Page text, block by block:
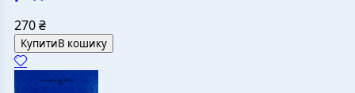
270₴
КупитиВ кошику